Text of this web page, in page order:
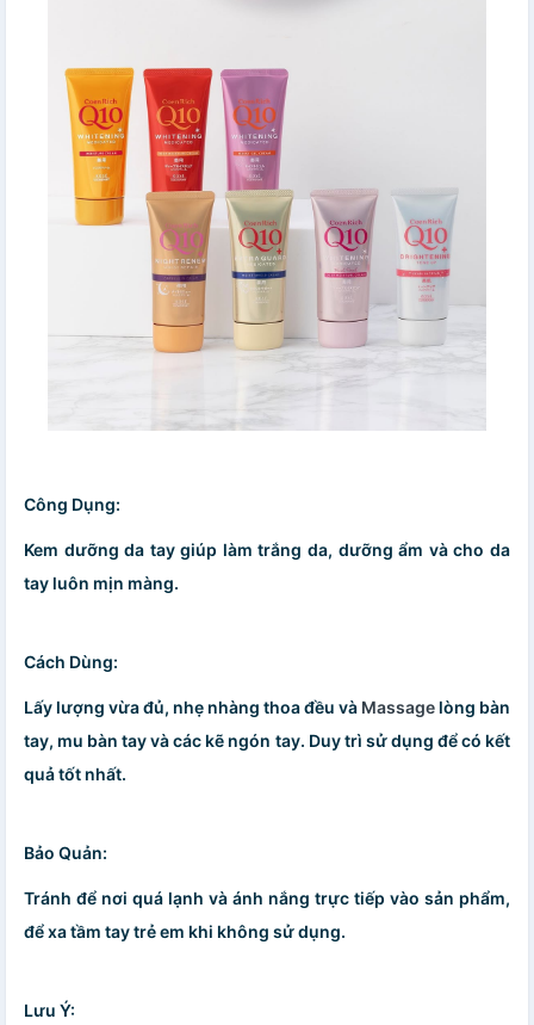
Công Dụng:
Kem dưỡng da tay giúp làm trắng da, dưỡng ẩm và cho da
tay luôn mịn màng.
Cách Dùng:
Lấy lượng vừa đủ, nhẹ nhàng thoa đều và Massage lòng bàn
tay, mu bàn tay và các kẽ ngón tay. Duy trì sử dụng để có kết
quả tốt nhất.
Bảo Quản:
Tránh để nơi quá lạnh và ánh nắng trực tiếp vào sản phẩm,
để xa tầm tay trẻ em khi không sử dụng.
Lưu Ý: